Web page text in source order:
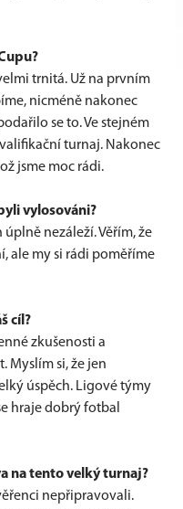
trnitá. Už na prvním
nicméně nakonec
se to. Ve stejném
turnaj. Nakonec
jsme moc rádi.
vylosováni?
nezáleží. Věřím, že
ale my si rádi poměříme
cíl?
zkušenosti a
Myslím si, že jen
úspěch. Ligové týmy
hraje dobrý fotbal
na tento velký turnaj?
nepřipravovali.